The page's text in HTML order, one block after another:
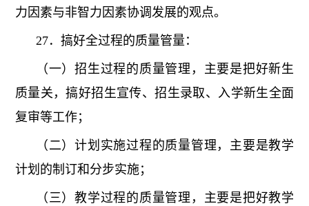
力因素与非智力因素协调发展的观点。
27．搞好全过程的质量管量：
（一）招生过程的质量管理，主要是把好新生
质量关，搞好招生宣传、招生录取、入学新生全面
复审等工作；
（二）计划实施过程的质量管理，主要是教学
计划的制订和分步实施；
（三）教学过程的质量管理，主要是把好教学